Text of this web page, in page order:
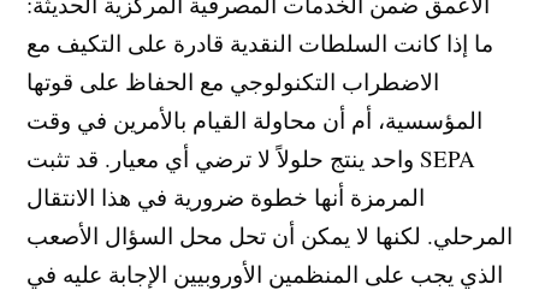
ما إذا كانت السلطات النقدية قادرة على التكيف مع
الاضطراب التكنولوجي مع الحفاظ على قوتها
المؤسسية، أم أن محاولة القيام بالأمرين في وقت
واحد ينتج حلولاً لا ترضي أي معيار. قد تثبت SEPA
المرمزة أنها خطوة ضرورية في هذا الانتقال
المرحلي. لكنها لا يمكن أن تحل محل السؤال الأصعب
الذي يجب على المنظمين الأوروبيين الإجابة عليه في